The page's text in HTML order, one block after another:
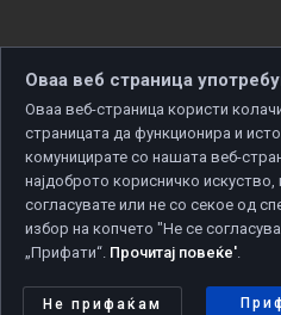
Copyright © 2026 Developed
Политика за приватност |
Оваа веб страница
Оваа веб-страница користи
страницата да функционира и
комуницирате со нашата веб-
најдоброто корисничко
согласувате или не со секое од
избор на копчето "Не се
„Прифати“. Прочитај повеќе'.
Не прифаќам